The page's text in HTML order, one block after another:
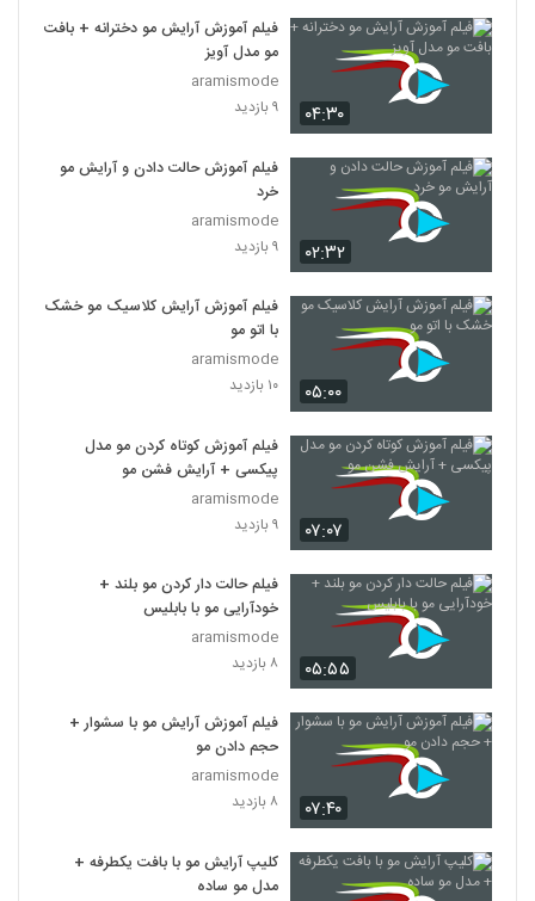
۰۴:۳۰
فیلم آموزش آرایش مو دخترانه + بافت
مو مدل آویز
aramismode
۹ بازدید
۰۲:۳۲
فیلم آموزش حالت دادن و آرایش مو
خرد
aramismode
۹ بازدید
۰۵:۰۰
فیلم آموزش آرایش کلاسیک مو خشک
با اتو مو
aramismode
۱۰ بازدید
۰۷:۰۷
فیلم آموزش کوتاه کردن مو مدل
پیکسی + آرایش فشن مو
aramismode
۹ بازدید
۰۵:۵۵
فیلم حالت دار کردن مو بلند +
خودآرایی مو با بابلیس
aramismode
۸ بازدید
۰۷:۴۰
فیلم آموزش آرایش مو با سشوار +
حجم دادن مو
aramismode
۸ بازدید
کلیپ آرایش مو با بافت یکطرفه +
مدل مو ساده